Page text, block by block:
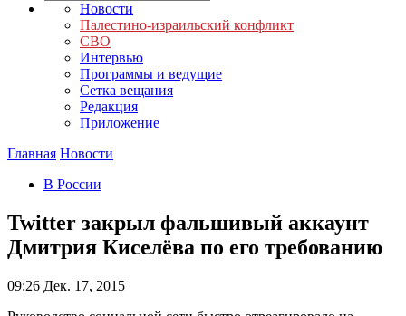
Новости
Палестино-израильский конфликт
СВО
Интервью
Программы и ведущие
Сетка вещания
Редакция
Приложение
Главная Новости
В России
Twitter закрыл фальшивый аккаунт
Дмитрия Киселёва по его требованию
09:26 Дек. 17, 2015